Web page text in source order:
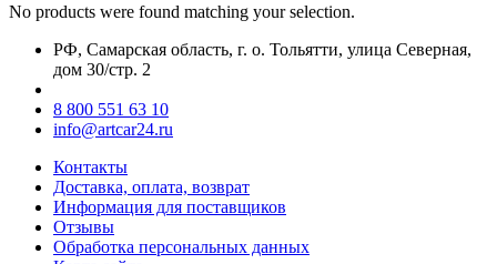
No products were found matching your selection.
РФ, Самарская область, г. о. Тольятти, улица Северная,
дом 30/стр. 2
8 800 551 63 10
info@artcar24.ru
Контакты
Доставка, оплата, возврат
Информация для поставщиков
Отзывы
Обработка персональных данных